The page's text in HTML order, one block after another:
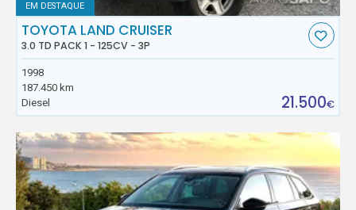
EM DESTAQUE
TOYOTA LAND CRUISER
3.0 TD PACK 1 - 125CV - 3P
1998
187.450 km
Diesel
21.500€